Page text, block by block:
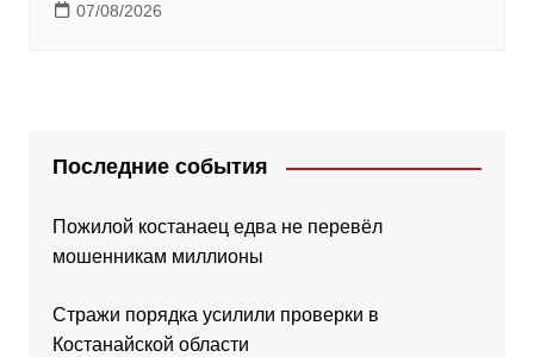
07/08/2026
Последние события
Пожилой костанаец едва не перевёл
мошенникам миллионы
Стражи порядка усилили проверки в
Костанайской области